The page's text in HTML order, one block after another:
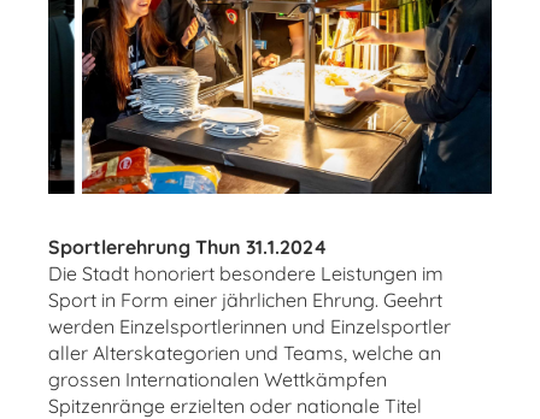
Sportlerehrung Thun 31.1.2024
Die Stadt honoriert besondere Leistungen im
Sport in Form einer jährlichen Ehrung. Geehrt
werden Einzelsportlerinnen und Einzelsportler
aller Alterskategorien und Teams, welche an
grossen Internationalen Wettkämpfen
Spitzenränge erzielten oder nationale Titel